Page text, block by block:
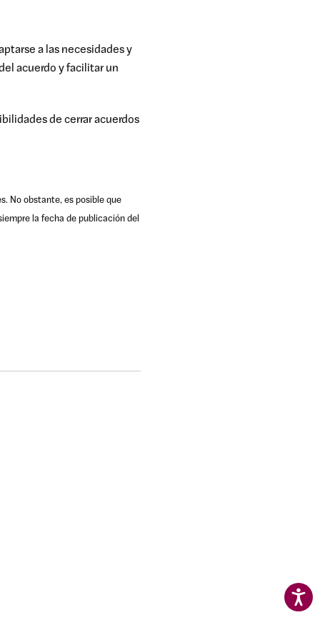
a las necesidades y
acuerdo y facilitar un
de cerrar acuerdos
No obstante, es posible que
la fecha de publicación del